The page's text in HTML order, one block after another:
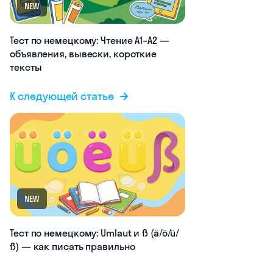
NEW
Тест по немецкому: Чтение A1–A2 —
объявления, вывески, короткие
тексты
К следующей статье
NEW
Тест по немецкому: Umlaut и ß (ä/ö/ü/
ß) — как писать правильно